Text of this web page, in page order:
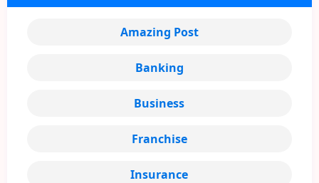
Amazing Post
Banking
Business
Franchise
Insurance